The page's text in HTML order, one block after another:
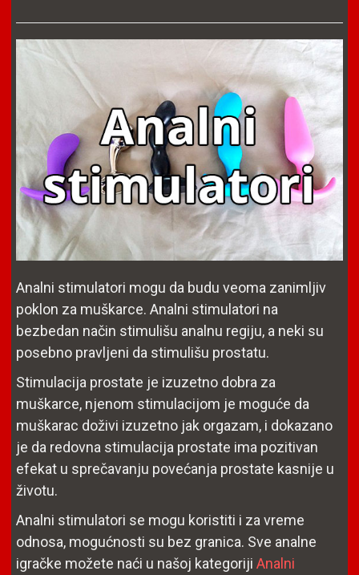
Analni stimulatori mogu da budu veoma zanimljiv
poklon za muškarce. Analni stimulatori na
bezbedan način stimulišu analnu regiju, a neki su
posebno pravljeni da stimulišu prostatu.
Stimulacija prostate je izuzetno dobra za
muškarce, njenom stimulacijom je moguće da
muškarac doživi izuzetno jak orgazam, i dokazano
je da redovna stimulacija prostate ima pozitivan
efekat u sprečavanju povećanja prostate kasnije u
životu.
Analni stimulatori se mogu koristiti i za vreme
odnosa, mogućnosti su bez granica. Sve analne
igračke možete naći u našoj kategoriji Analni